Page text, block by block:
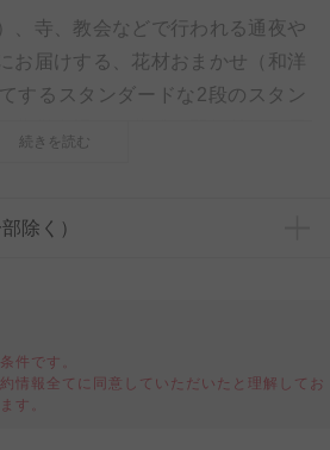
、寺、教会などで行われる通夜や
お届けする、花材おまかせ（和洋
するスタンダードな2段のスタン
った供花をお届けいたします。
予算の供花でございますので、斎
お届けで種類を迷われたらまずお
続きを読む
除く）
件です。
情報全てに同意していただいたと理解してお
す。